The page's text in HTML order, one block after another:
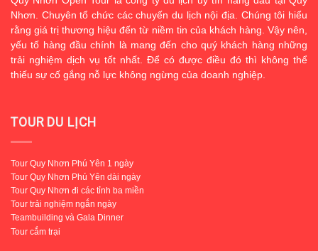
Nhơn. Chuyên tổ chức các chuyến du lịch nội địa. Chúng tôi hiểu
rằng giá trị thương hiệu đến từ niềm tin của khách hàng. Vậy nên,
yếu tố hàng đầu chính là mang đến cho quý khách hàng những
trải nghiệm dịch vụ tốt nhất. Để có được điều đó thì không thể
thiếu sự cố gắng nỗ lực không ngừng của doanh nghiệp.
TOUR DU LỊCH
Tour Quy Nhơn Phú Yên 1 ngày
Tour Quy Nhơn Phú Yên dài ngày
Tour Quy Nhơn đi các tỉnh ba miền
Tour trải nghiệm ngắn ngày
Teambuilding và Gala Dinner
Tour cắm trại